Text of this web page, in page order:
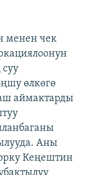
менен чек
өлкөгө
аймактарды
Аны
Кеңештин